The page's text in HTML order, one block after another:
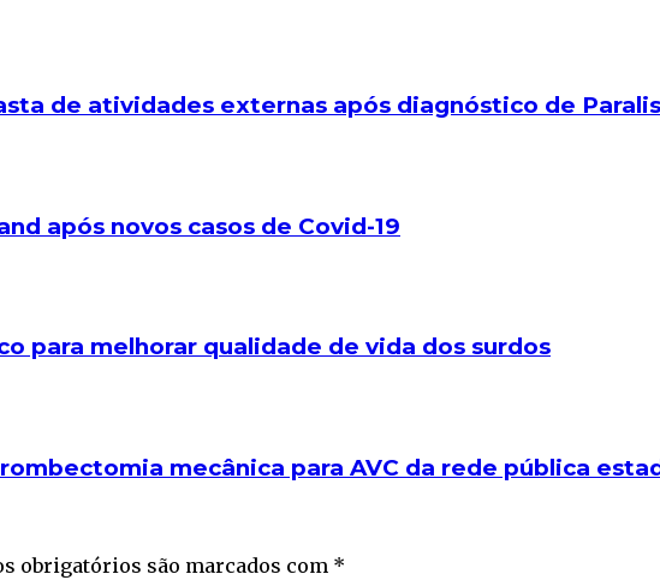
de atividades externas após diagnóstico de
após novos casos de Covid-19
para melhorar qualidade de vida dos surdos
mecânica para AVC da rede pública
obrigatórios são marcados com *